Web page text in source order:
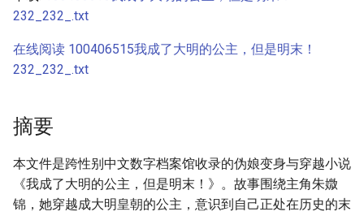
232_232_.txt
在线阅读 100406515我成了大明的公主，但是明末！
232_232_.txt
摘要
本文件是跨性别中文数字档案馆收录的伪娘变身与穿越小说
《我成了大明的公主，但是明末！》。故事围绕主角朱媺
锦，她穿越成大明皇朝的公主，意识到自己正处在历史的末